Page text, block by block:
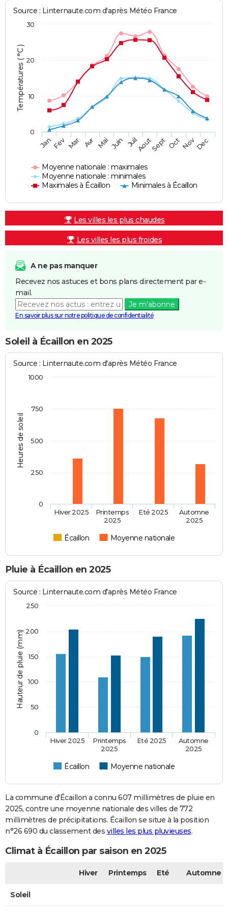
Températures ( °C )
Source : Linternaute.com d'après Météo France
Moyenne nationale : maximales
Moyenne nationale : minimales
Maximales à Écaillon
Minimales à Écaillon
JanFev Mar Avr Mai Juin JuilAoutSept OctNovDec
0
10
20
30
Les villes les plus chaudes
Les villes les plus froides
A ne pas manquer
Recevez nos astuces et bons plans directement par e-
mail.
Je m'abonne
En savoir plus sur notre politique de confidentialité
Soleil à Écaillon en 2025
Heures de soleil
Source : Linternaute.com d'après Météo France
Écaillon Moyenne nationale
Hiver 2025
Printemps
2025
Eté 2025
Automne
2025
0
250
500
750
1000
Pluie à Écaillon en 2025
Hauteur de pluie (mm)
Source : Linternaute.com d'après Météo France
Écaillon Moyenne nationale
Hiver 2025
Printemps
2025
Eté 2025
Automne
2025
0
50
100
150
200
250
La commune d'Écaillon a connu 607 millimètres de pluie en
2025, contre une moyenne nationale des villes de 772
millimètres de précipitations. Écaillon se situe à la position
n°26 690 du classement des villes les plus pluvieuses.
Climat à Écaillon par saison en 2025
Hiver Printemps Eté Automne
Soleil